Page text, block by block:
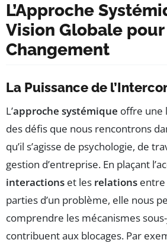
L’Approche
Vision Globale
Changement
La Puissance de
L’approche systémique offre une
des défis que nous rencontrons
qu’il s’agisse de psychologie, de
gestion d’entreprise. En plaçant
interactions et les relations
parties d’un problème, elle nous
comprendre les mécanismes
contribuent aux blocages. Par